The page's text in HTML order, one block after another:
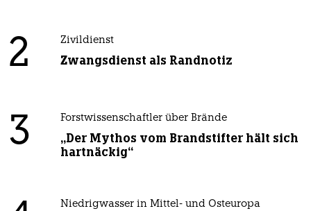
2 Zivildienst
Zwangsdienst als Randnotiz
3 Forstwissenschaftler über Brände
„Der Mythos vom Brandstifter hält sich
hartnäckig“
Niedrigwasser in Mittel- und Osteuropa